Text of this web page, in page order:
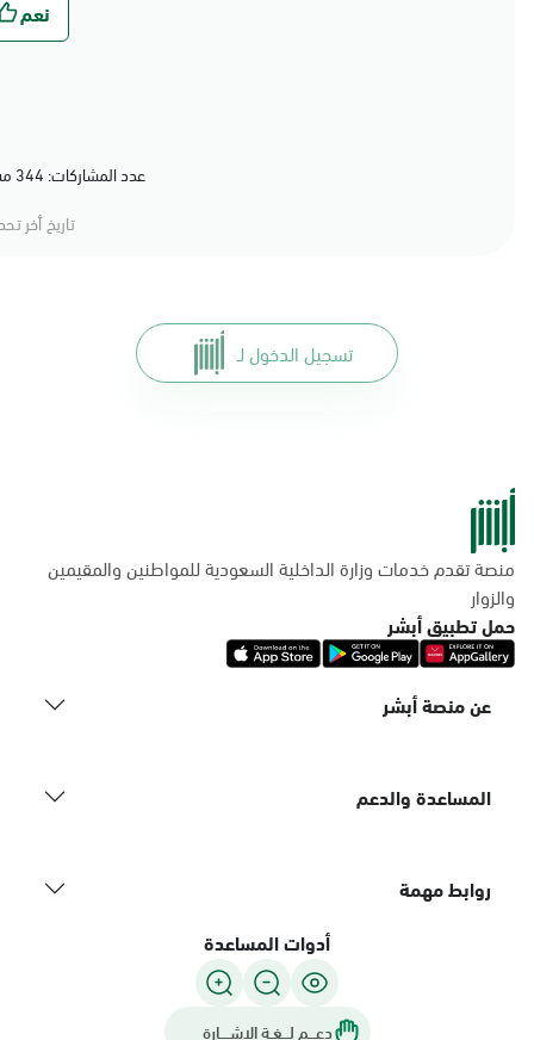
عدد المشاركات: 344 مشاركة (79%) أعجبهم المحتوى
تاريخ أخر
تسجيل الدخول لـ
منصة تقدم خدمات وزارة الداخلية السعودية للمواطنين والمقيمين
والزوار
حمل تطبيق أبشر
عن منصة أبشر
المساعدة والدعم
روابط مهمة
أدوات المساعدة
دعـــم لـــغـة الاشــــارة